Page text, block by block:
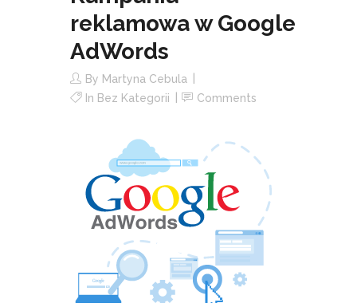
reklamowa w Google
AdWords
By Martyna Cebula
In Bez Kategorii Comments